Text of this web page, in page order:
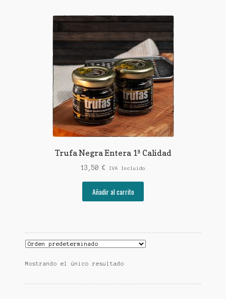
Trufa Negra Entera 1ª Calidad
13,50 € IVA Incluido
Añadir al carrito
Mostrando el único resultado